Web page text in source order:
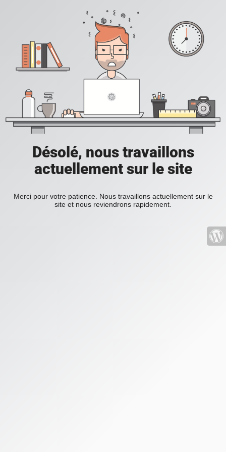
Désolé, nous travaillons
actuellement sur le site
Merci pour votre patience. Nous travaillons actuellement sur le
site et nous reviendrons rapidement.